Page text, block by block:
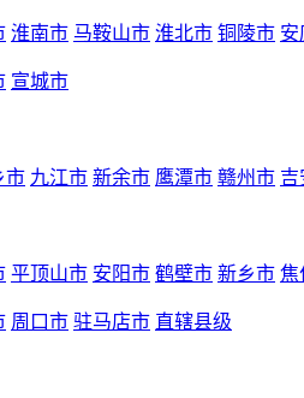
淮南市 马鞍山市 淮北市 铜陵市 安
宣城市
市 九江市 新余市 鹰潭市 赣州市 吉
平顶山市 安阳市 鹤壁市 新乡市 焦
周口市 驻马店市 直辖县级